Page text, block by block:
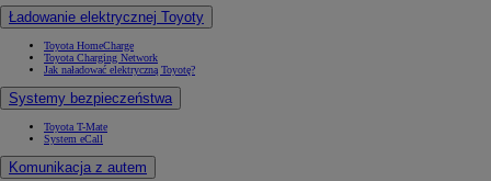
Ładowanie elektrycznej Toyoty
Toyota HomeCharge
Toyota Charging Network
Jak naładować elektryczną Toyotę?
Systemy bezpieczeństwa
Toyota T-Mate
System eCall
Komunikacja z autem